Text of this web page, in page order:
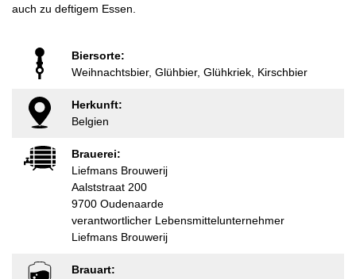
auch zu deftigem Essen.
Biersorte:
Weihnachtsbier, Glühbier, Glühkriek, Kirschbier
Herkunft:
Belgien
Brauerei:
Liefmans Brouwerij
Aalststraat 200
9700 Oudenaarde
verantwortlicher Lebensmittelunternehmer
Liefmans Brouwerij
Brauart: